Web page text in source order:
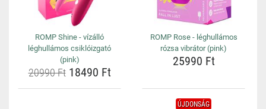
ROMP Shine - vízálló
léghullámos csiklóizgató
(pink)
20990 Ft18490 Ft
ROMP Rose - léghullámos
rózsa vibrátor (pink)
25990 Ft
ÚJDONSÁG